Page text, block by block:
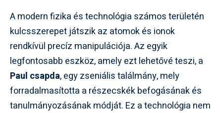
A modern fizika és technológia számos területén
kulcsszerepet játszik az atomok és ionok
rendkívül precíz manipulációja. Az egyik
legfontosabb eszköz, amely ezt lehetővé teszi, a
Paul csapda, egy zseniális találmány, mely
forradalmasította a részecskék befogásának és
tanulmányozásának módját. Ez a technológia nem